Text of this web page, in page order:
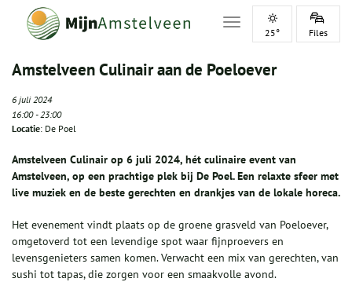
Toggle navigation
25° Files
Amstelveen Culinair aan de Poeloever
6 juli 2024
16:00-23:00
Locatie: De Poel
Amstelveen Culinair op 6 juli 2024, hét culinaire event van
Amstelveen, op een prachtige plek bij De Poel. Een relaxte sfeer met
live muziek en de beste gerechten en drankjes van de lokale horeca.
Het evenement vindt plaats op de groene grasveld van Poeloever,
omgetoverd tot een levendige spot waar fijnproevers en
levensgenieters samen komen. Verwacht een mix van gerechten, van
sushi tot tapas, die zorgen voor een smaakvolle avond.